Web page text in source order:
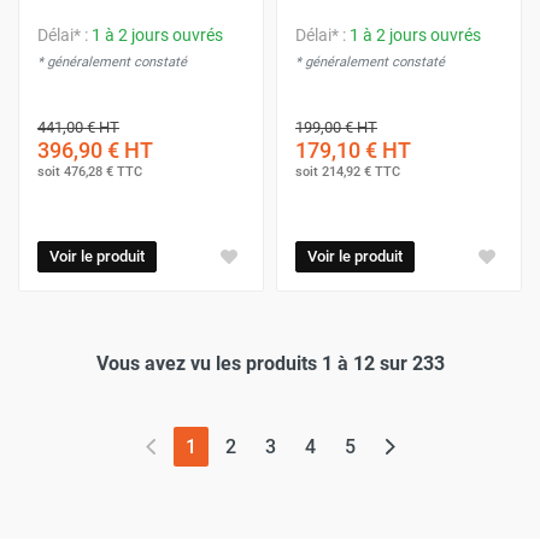
Délai* : 1 à 2 jours ouvrés
* généralement constaté
441,00 €HT
396,90 € HT
soit 476,28 € TTC
Voir le produit
Délai* : 1 à 2 jours ouvrés
* généralement constaté
199,00 €HT
179,10 € HT
soit 214,92 € TTC
Voir le produit
Vous avez vu les produits 1 à 12 sur 233
1 (page actuelle)
2 3 4 5